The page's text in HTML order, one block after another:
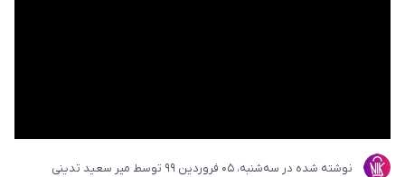
نوشته شده در ﺳﻪشنبه، 05 فروردین 99 توسط میر سعید تدینی